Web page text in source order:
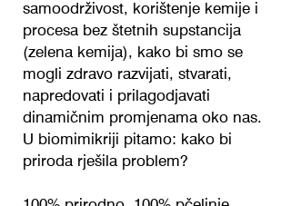
samoodrživost, korištenje kemije i
procesa bez štetnih supstancija
(zelena kemija), kako bi smo se
mogli zdravo razvijati, stvarati,
napredovati i prilagodjavati
dinamičnim promjenama oko nas.
U biomimikriji pitamo: kako bi
priroda rješila problem?